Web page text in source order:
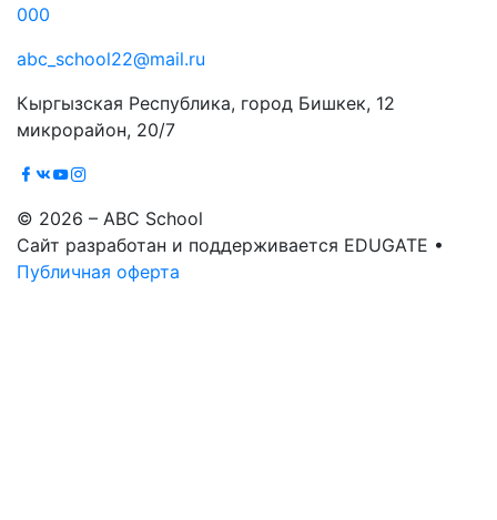
000
abc_school22@mail.ru
Кыргызская Республика, город Бишкек, 12
микрорайон, 20/7
© 2026 – ABC School
Сайт разработан и поддерживается EDUGATE •
Публичная оферта